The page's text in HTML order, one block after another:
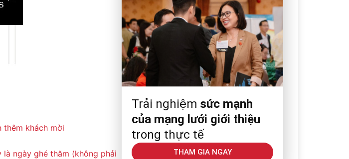
thêm khách mời
ngày ghé thăm (không phải
Trải nghiệm sức mạnh
của mạng lưới giới thiệu
trong thực tế
THAM GIA NGAY